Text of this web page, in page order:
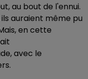
au bout de l'ennui.
auraient même pu
en cette
avec le